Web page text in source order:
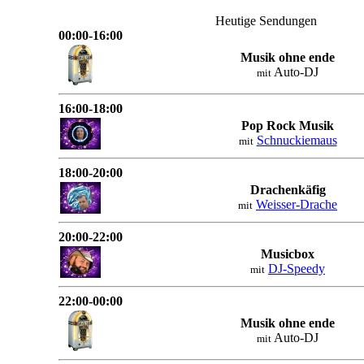
Heutige Sendungen
00:00-16:00
Musik ohne ende
mit Auto-DJ
16:00-18:00
Pop Rock Musik
mit Schnuckiemaus
18:00-20:00
Drachenkäfig
mit Weisser-Drache
20:00-22:00
Musicbox
mit DJ-Speedy
22:00-00:00
Musik ohne ende
mit Auto-DJ